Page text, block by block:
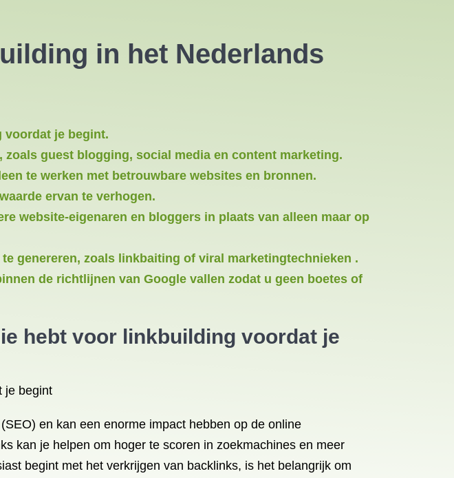
in het Nederlands
voordat je begint.
guest blogging, social media en content marketing.
te werken met betrouwbare websites en bronnen.
ervan te verhogen.
website-eigenaren en bloggers in plaats van alleen maar op
genereren, zoals linkbaiting of viral marketingtechnieken .
de richtlijnen van Google vallen zodat u geen boetes of
hebt voor linkbuilding voordat je
je begint
en kan een enorme impact hebben op de online
kan je helpen om hoger te scoren in zoekmachines en meer
begint met het verkrijgen van backlinks, is het belangrijk om